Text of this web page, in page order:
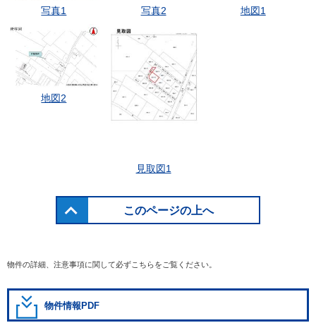
写真1 写真2 地図1
地図2
見取図1
このページの上へ
物件の詳細、注意事項に関して必ずこちらをご覧ください。
物件情報PDF